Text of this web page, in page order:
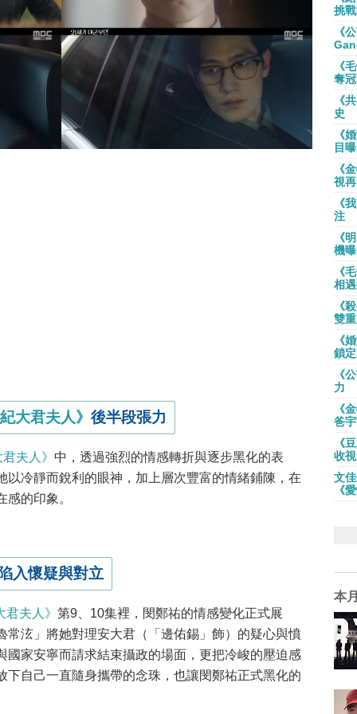
大君夫人》 後半段張力
夫人》 中，透過強烈的情感轉折與逐步黑化的表
以冷靜而銳利的眼神，加上層次豐富的情緒鋪陳，在
的印象。
入懷疑與對立
夫人》 第9、10集裡，閔鄭祐的情感變化正式展
常泫」將她對理安大君（「邊佑錫」飾）的疑心與憤
國家安寧而請求結束攝政的場面，更把冷峻的壓迫感
下自己一直隨身攜帶的念珠，也讓閔鄭祐正式黑化的
挑
《
《
奪冠
《
史
《
目
《
視
《
注
《
機
《
相
《
雙
《
鎖
《
力
《
爸
《
收
文
《
本